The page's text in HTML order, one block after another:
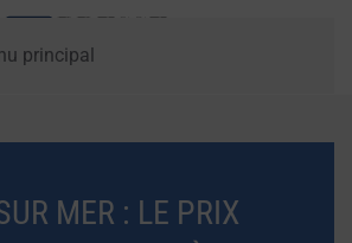
principal
MER : LE PRIX